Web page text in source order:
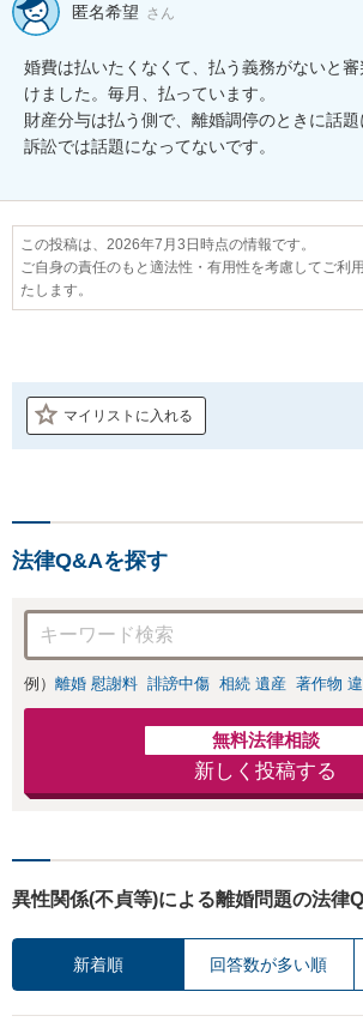
匿名希望 さん
婚費は払いたくなくて、払う義務がないと
けました。毎月、払っています。
財産分与は払う側で、離婚調停のときに話題
訴訟では話題になってないです。
この投稿は、2026年7月3日時点の情報です。
ご自身の責任のもと適法性・有用性を考慮してご利
たします。
マイリストに入れる
法律Q&Aを探す
例） 離婚 慰謝料 誹謗中傷 相続 遺産 著作物
無料法律相談
新しく投稿する
異性関係(不貞等)による離婚問題の法律
新着順 回答数が多い順